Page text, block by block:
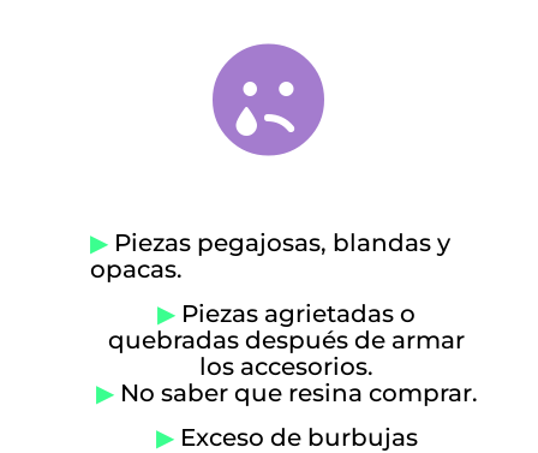

▶ Piezas pegajosas, blandas y
opacas.
▶ Piezas agrietadas o
quebradas después de armar
los accesorios.
▶ No saber que resina comprar.
▶ Exceso de burbujas